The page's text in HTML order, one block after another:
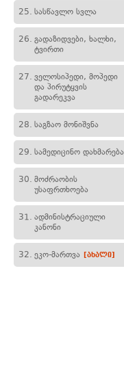
25. სასწავლო სვლა
26. გადაზიდვები, ხალხი,
ტვირთი
27. ველოსიპედი, მოპედი
და პირუტყვის
გადარეკვა
28. საგზაო მონიშვნა
29. სამედიცინო დახმარება
30. მოძრაობის
უსაფრთხოება
31. ადმინისტრაციული
კანონი
32. ეკო-მართვა [ახალი]